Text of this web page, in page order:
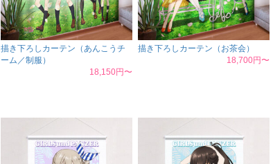
描き下ろしカーテン（あんこうチ
ーム／制服）
18,150円〜
描き下ろしカーテン（お茶会）
18,700円〜